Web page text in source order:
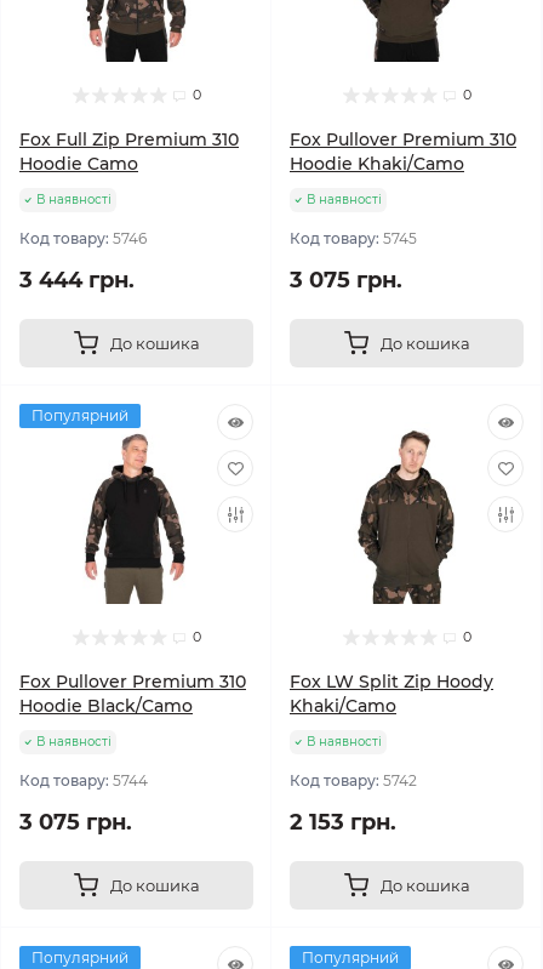
0
Fox Full Zip Premium 310
Hoodie Camo
В наявності
Код товару: 5746
3 444 грн.
До кошика
0
Fox Pullover Premium 310
Hoodie Khaki/Camo
В наявності
Код товару: 5745
3 075 грн.
До кошика
Популярний
0
Fox Pullover Premium 310
Hoodie Black/Camo
В наявності
Код товару: 5744
3 075 грн.
До кошика
0
Fox LW Split Zip Hoody
Khaki/Camo
В наявності
Код товару: 5742
2 153 грн.
До кошика
Популярний Популярний